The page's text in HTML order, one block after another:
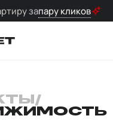
запару кликов
/